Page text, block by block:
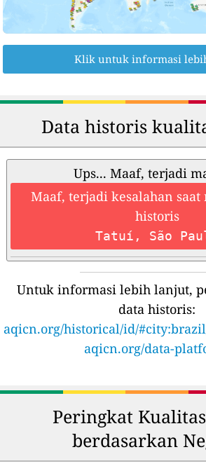
Klik untuk informasi
Data historis
Ups... Maaf, terjadi
Maaf, terjadi kesalahan saat
historis
Tatuí, São
Untuk informasi lebih lanjut,
data historis:
aqicn.org/historical/id/
aqicn.org/data-
Peringkat
berdasarkan